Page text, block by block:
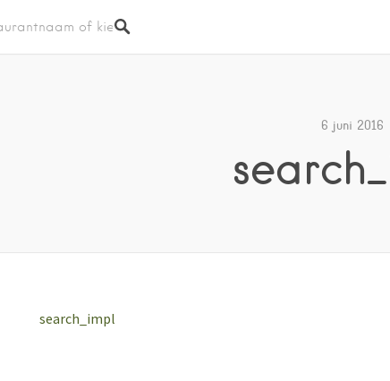
6 juni 2016
search_impl